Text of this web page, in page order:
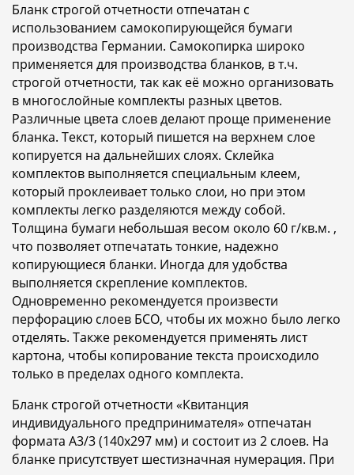
Бланк строгой отчетности отпечатан с
использованием самокопирующейся бумаги
производства Германии. Самокопирка широко
применяется для производства бланков, в т.ч.
строгой отчетности, так как её можно организовать
в многослойные комплекты разных цветов.
Различные цвета слоев делают проще применение
бланка. Текст, который пишется на верхнем слое
копируется на дальнейших слоях. Склейка
комплектов выполняется специальным клеем,
который проклеивает только слои, но при этом
комплекты легко разделяются между собой.
Толщина бумаги небольшая весом около 60 г/кв.м. ,
что позволяет отпечатать тонкие, надежно
копирующиеся бланки. Иногда для удобства
выполняется скрепление комплектов.
Одновременно рекомендуется произвести
перфорацию слоев БСО, чтобы их можно было легко
отделять. Также рекомендуется применять лист
картона, чтобы копирование текста происходило
только в пределах одного комплекта.
Бланк строгой отчетности «Квитанция
индивидуального предпринимателя» отпечатан
формата A3/3 (140x297 мм) и состоит из 2 слоев. На
бланке присутствует шестизначная нумерация. При